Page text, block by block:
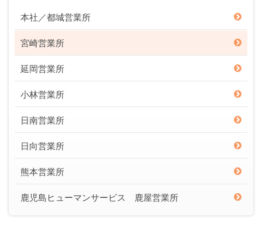
本社／都城営業所
宮崎営業所
延岡営業所
小林営業所
日南営業所
日向営業所
熊本営業所
鹿児島ヒューマンサービス 鹿屋営業所